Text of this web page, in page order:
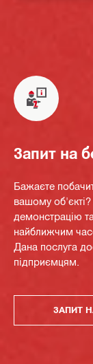
Запит на
Бажаєте
вашому
демонстрацію
найближчим
Дана послуга
підприємцям.
ЗАПИТ